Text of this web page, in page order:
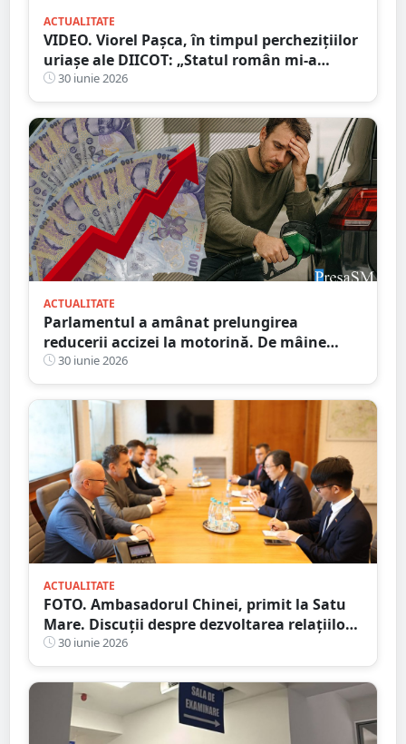
ACTUALITATE
VIDEO. Viorel Pașca, în timpul perchezițiilor
uriașe ale DIICOT: „Statul român mi-a
trimis oamenii. Acum mă acuză că sunt
grup infracțional”
30 iunie 2026
ACTUALITATE
Parlamentul a amânat prelungirea
reducerii accizei la motorină. De mâine
cresc prețurile la combustibil
30 iunie 2026
ACTUALITATE
FOTO. Ambasadorul Chinei, primit la Satu
Mare. Discuții despre dezvoltarea relațiilor
economice
30 iunie 2026